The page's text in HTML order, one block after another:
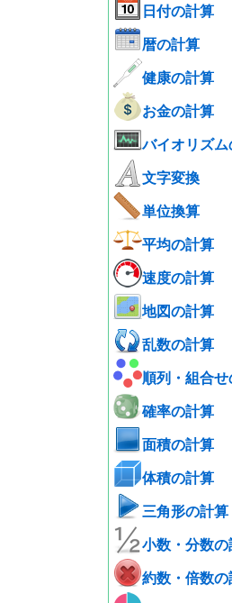
日付の計算
暦の計算
健康の計算
お金の計算
バイオリズム
文字変換
単位換算
平均の計算
速度の計算
地図の計算
乱数の計算
順列・組合せ
確率の計算
面積の計算
体積の計算
三角形の計算
小数・分数の
約数・倍数の